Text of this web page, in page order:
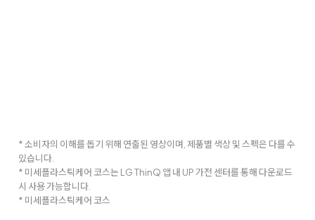
* 소비자의 이해를 돕기 위해 연출된 영상이며, 제품별 색상 및 스펙은 다를 수
있습니다.
* 미세플라스틱케어 코스는 LG ThinQ 앱 내 UP 가전 센터를 통해 다운로드
시 사용 가능합니다.
* 미세플라스틱케어 코스